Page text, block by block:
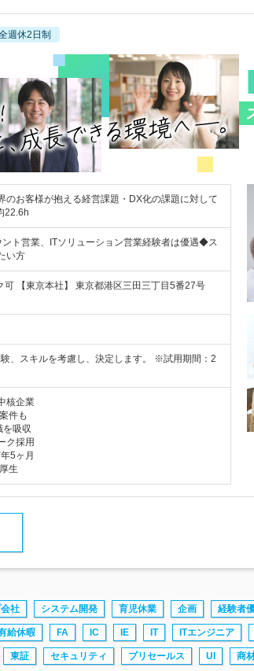
週休2日制
のお客様が抱える経営課題・DX化の課題に対して
22.6h
ト営業、ITソリューション営業経験者は優遇◆ス
い方
【東京本社】 東京都港区三田三丁目5番27号
、スキルを考慮し、決定します。 ※試用期間：2
核企業
件も
を吸収
ク採用
5ヶ月
生
社 システム開発 育児休業 企画 経験者
給休暇 FA IC IE IT ITエンジニア
東証 セキュリティ プリセールス UI 商